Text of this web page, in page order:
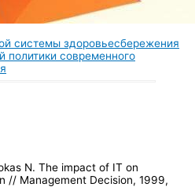
системы здоровьесбережения
политики современного
N. The impact of IT on
// Management Decision, 1999,